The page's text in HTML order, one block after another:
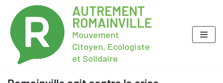
AUTREMENT
ROMAINVILLE
Mouvement
Citoyen, Ecologiste
et Solidaire